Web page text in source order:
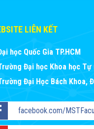
LIÊN KẾT
học Quốc Gia TP.HCM
Đại học Khoa học Tự
Đại Học Bách Khoa,
facebook.com/